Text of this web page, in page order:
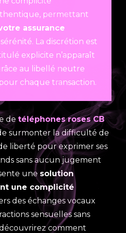
permettant
assurance
La discrétion est
explicite n’apparaît
au libellé neutre
chaque transaction.
de téléphones roses CB
surmonter la difficulté de
liberté pour exprimer ses
sans aucun jugement
une solution
une complicité
des échanges vocaux
sensuelles sans
comment